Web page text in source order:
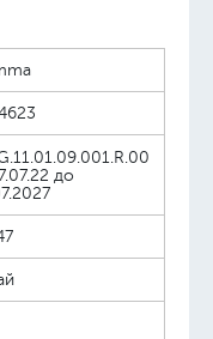
красный,
до